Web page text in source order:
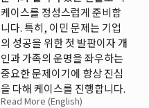
케이스를 정성스럽게 준비합
니다. 특히, 이민 문제는 기업
의 성공을 위한 첫 발판이자 개
인과 가족의 운명을 좌우하는
중요한 문제이기에 항상 진심
을 다해 케이스를 진행합니다.
Read More (English)